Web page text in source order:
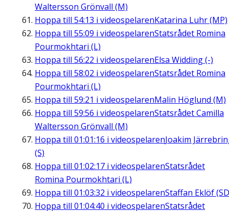
Waltersson Grönvall (M)
Hoppa till 54:13 i videospelarenKatarina Luhr (MP)
Hoppa till 55:09 i videospelarenStatsrådet Romina
Pourmokhtari (L)
Hoppa till 56:22 i videospelarenElsa Widding (-)
Hoppa till 58:02 i videospelarenStatsrådet Romina
Pourmokhtari (L)
Hoppa till 59:21 i videospelarenMalin Höglund (M)
Hoppa till 59:56 i videospelarenStatsrådet Camilla
Waltersson Grönvall (M)
Hoppa till 01:01:16 i videospelarenJoakim
(S)
Hoppa till 01:02:17 i videospelarenStatsrådet
Romina Pourmokhtari (L)
Hoppa till 01:03:32 i videospelarenStaffan Eklöf
Hoppa till 01:04:40 i videospelarenStatsrådet